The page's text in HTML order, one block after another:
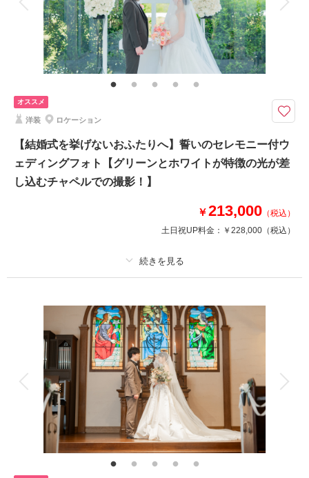
家族と撮影 家族用衣装レンタル ペットと撮影
その他含むもの
家族写真追加料金無料 衣装ランクアップ料金なし 小物ランクアップ料金
なし 貸出小物多数 お子様撮影 お子様衣装
追加料金なしで最新の白無垢・色打掛が選べる、富山のウェディングフォト
スタジオ。
ングフォトが撮影できます。広大な境内、風情ある回廊、青空と緑が織りな
す景色の中で、ふたりらしい一枚を。衣装ランク追加料金なしで最新の和装
が選べるのも嬉しいポイントです。
撮影日の空き
を確認する
オススメ
洋装 ロケーション
【結婚式を挙げないおふたりへ】誓いのセレモニー付ウ
ェディングフォト【グリーンとホワイトが特徴の光が差
し込むチャペルでの撮影！】
￥213,000 （税込）
土日祝UP料金： ￥228,000 （税込）
新婦衣装1着
着付け ヘアメイク
アルバム データ 180 カット
衣装追加 会食
家族と撮影 家族用衣装レンタル ペットと撮影
その他含むもの
施設使用料 家族写真追加料金無料 衣装ランクアップ料金なし 洋装小物
ランクアップ料金なし 貸出小物多数
富山のチャペルでの撮影。グリーンカットも撮れます！ □撮影カット：約